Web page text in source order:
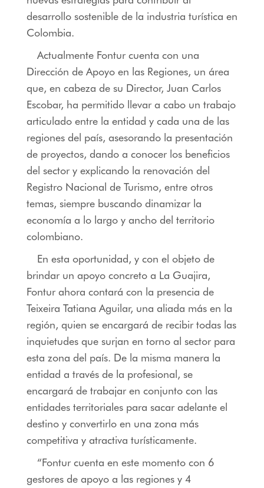
desarrollo sostenible de la industria turística en
Colombia.
Actualmente Fontur cuenta con una
Dirección de Apoyo en las Regiones, un área
que, en cabeza de su Director, Juan Carlos
Escobar, ha permitido llevar a cabo un trabajo
articulado entre la entidad y cada una de las
regiones del país, asesorando la presentación
de proyectos, dando a conocer los beneficios
del sector y explicando la renovación del
Registro Nacional de Turismo, entre otros
temas, siempre buscando dinamizar la
economía a lo largo y ancho del territorio
colombiano.
En esta oportunidad, y con el objeto de
brindar un apoyo concreto a La Guajira,
Fontur ahora contará con la presencia de
Teixeira Tatiana Aguilar, una aliada más en la
región, quien se encargará de recibir todas las
inquietudes que surjan en torno al sector para
esta zona del país. De la misma manera la
entidad a través de la profesional, se
encargará de trabajar en conjunto con las
entidades territoriales para sacar adelante el
destino y convertirlo en una zona más
competitiva y atractiva turísticamente.
“Fontur cuenta en este momento con 6
gestores de apoyo a las regiones y 4